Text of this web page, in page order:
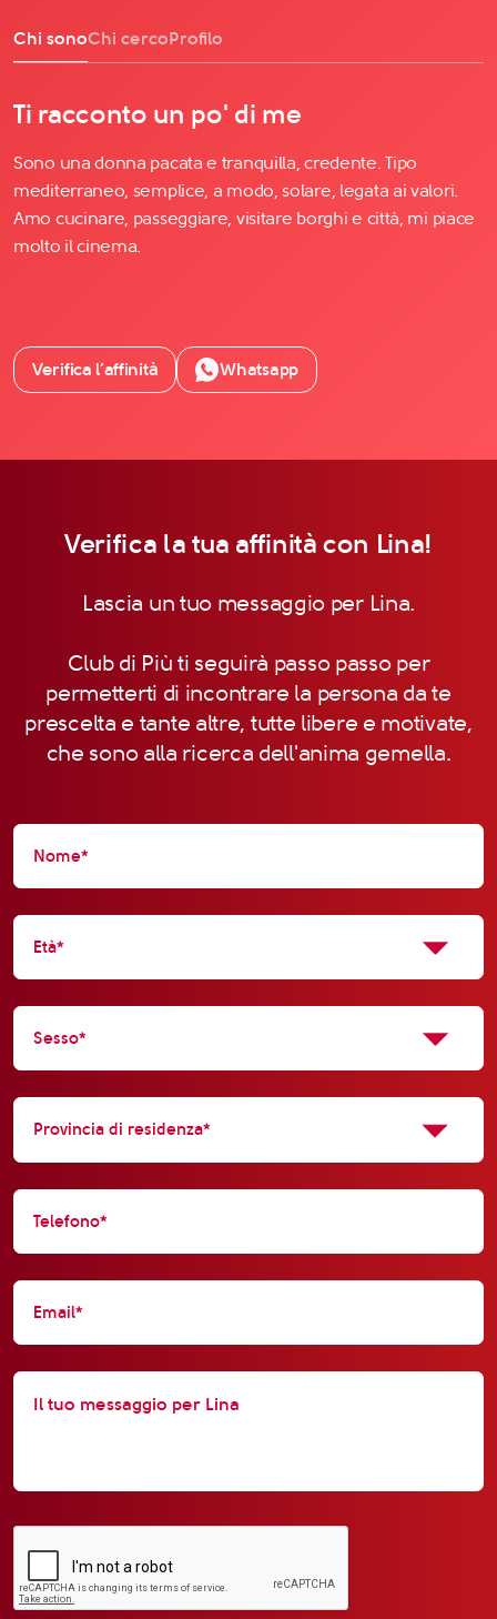
Chi sonoChi cercoProfilo
Ti racconto un po' di me
Sono una donna pacata e tranquilla, credente. Tipo
mediterraneo, semplice, a modo, solare, legata ai valori.
Amo cucinare, passeggiare, visitare borghi e città, mi piace
molto il cinema.
Verifica l’affinità Whatsapp
Verifica la tua affinità con Lina!
Lascia un tuo messaggio per Lina.
Club di Più ti seguirà passo passo per
permetterti di incontrare la persona da te
prescelta e tante altre, tutte libere e motivate,
che sono alla ricerca dell'anima gemella.